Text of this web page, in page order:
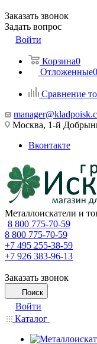
Заказать звонок
Задать вопрос
Войти
Корзина0
Отложенные0
Сравнение
Москва, 1-й
Вконтакте
Металлоискатели и
8 800 775-70-59
8 800 775-70-59
+7 495 255-38-59
+7 926 383-96-13
Заказать звонок
Поиск
Войти
Каталог